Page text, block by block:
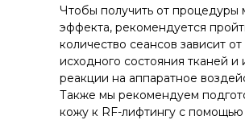
Чтобы получить от процедуры
эффекта, рекомендуется
количество сеансов зависит от
исходного состояния тканей и
реакции на аппаратное
Также мы рекомендуем
кожу к RF-лифтингу с помощью